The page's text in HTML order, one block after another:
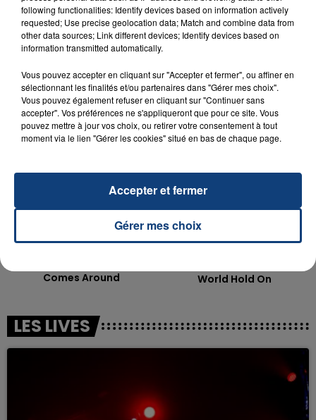
OPÉRER DE LA CHEVILLE RESSORT DE LA...
La famille a porté plainte contre la clinique qui a
reconnu sa responsabilité et présenté ses
excuses.
TITRES DIFFUSÉS
22h52
22h52
Comes Around
22h48
22h48
World Hold On
LES LIVES
following functionalities: Identify devices based on information actively
requested; Use precise geolocation data; Match and combine data from
other data sources; Link different devices; Identify devices based on
information transmitted automatically.
Vous pouvez accepter en cliquant sur "Accepter et fermer", ou affiner en
sélectionnant les finalités et/ou partenaires dans "Gérer mes choix".
Vous pouvez également refuser en cliquant sur "Continuer sans
accepter". Vos préférences ne s'appliqueront que pour ce site. Vous
pouvez mettre à jour vos choix, ou retirer votre consentement à tout
moment via le lien "Gérer les cookies" situé en bas de chaque page.
Gérer mes choix
Accepter et fermer